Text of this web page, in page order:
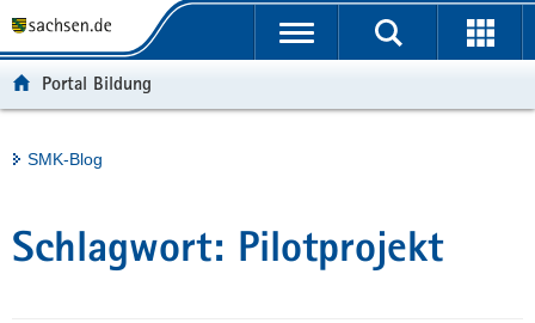
t
e
r
u
h
a
e
v
e
Portalübergreifende
Portal Bildung
Hauptinhalt
SMK-Blog
Schlagwort: Pilotprojekt